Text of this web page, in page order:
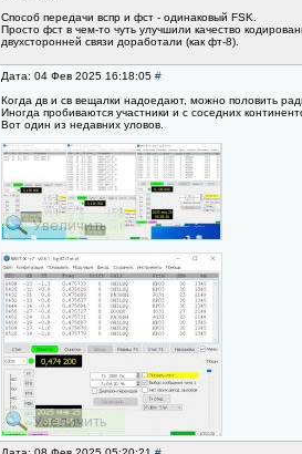
Способ передачи вспр и фст - одинаковый FSK.
Просто фст в чем-то чуть улучшили качество
двухсторонней связи доработали (как фт-8).
Дата: 04 Фев 2025 16:18:05 #
Когда дв и св вещалки надоедают, можно половить
Иногда пробиваются участники и с соседних
Вот один из недавних уловов.